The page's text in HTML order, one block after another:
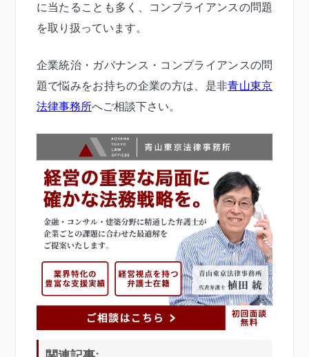
に当たることも多く、コンプライアンスの問題
を取り扱っています。
企業統治・ガバナンス・コンプライアンスの問
題で悩みをお持ちの企業の方は、是非青山東京
法律事務所へご相談下さい。